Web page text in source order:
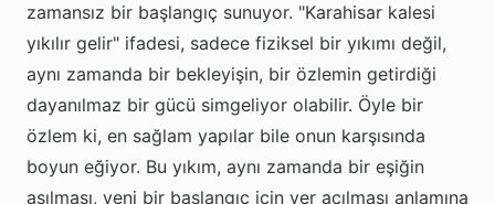
zamansız bir başlangıç sunuyor. "Karahisar kalesi
yıkılır gelir" ifadesi, sadece fiziksel bir yıkımı değil,
aynı zamanda bir bekleyişin, bir özlemin getirdiği
dayanılmaz bir gücü simgeliyor olabilir. Öyle bir
özlem ki, en sağlam yapılar bile onun karşısında
boyun eğiyor. Bu yıkım, aynı zamanda bir eşiğin
aşılması, yeni bir başlangıç için yer açılması anlamına